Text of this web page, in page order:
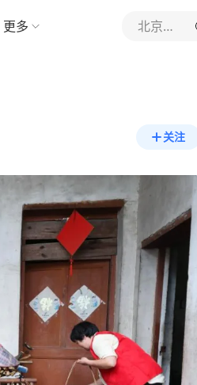
更多 北京青年报官网
关注